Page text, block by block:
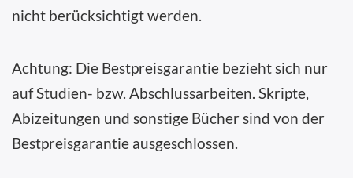
nicht berücksichtigt werden.
Achtung: Die Bestpreisgarantie bezieht sich nur
auf Studien- bzw. Abschlussarbeiten. Skripte,
Abizeitungen und sonstige Bücher sind von der
Bestpreisgarantie ausgeschlossen.